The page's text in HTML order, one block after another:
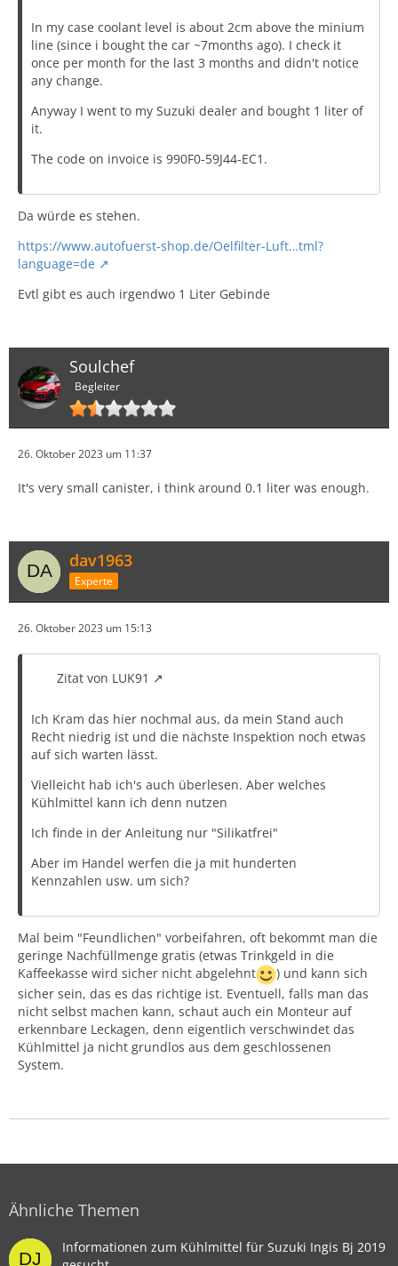
In my case coolant level is about 2cm above the minium
line (since i bought the car ~7months ago). I check it
once per month for the last 3 months and didn't notice
any change.
Anyway I went to my Suzuki dealer and bought 1 liter of
it.
The code on invoice is 990F0-59J44-EC1.
Da würde es stehen.
https://www.autofuerst-shop.de/Oelfilter-Luft…tml?
language=de
Evtl gibt es auch irgendwo 1 Liter Gebinde
Soulchef
Begleiter
26. Oktober 2023 um 11:37
It's very small canister, i think around 0.1 liter was enough.
dav1963
Experte
26. Oktober 2023 um 15:13
Zitat von LUK91
Ich Kram das hier nochmal aus, da mein Stand auch
Recht niedrig ist und die nächste Inspektion noch etwas
auf sich warten lässt.
Vielleicht hab ich's auch überlesen. Aber welches
Kühlmittel kann ich denn nutzen
Ich finde in der Anleitung nur "Silikatfrei"
Aber im Handel werfen die ja mit hunderten
Kennzahlen usw. um sich?
Mal beim "Feundlichen" vorbeifahren, oft bekommt man die
geringe Nachfüllmenge gratis (etwas Trinkgeld in die
Kaffeekasse wird sicher nicht abgelehnt
) und kann sich
sicher sein, das es das richtige ist. Eventuell, falls man das
nicht selbst machen kann, schaut auch ein Monteur auf
erkennbare Leckagen, denn eigentlich verschwindet das
Kühlmittel ja nicht grundlos aus dem geschlossenen
System.
Ähnliche Themen
Informationen zum Kühlmittel für Suzuki Ingis Bj 2019